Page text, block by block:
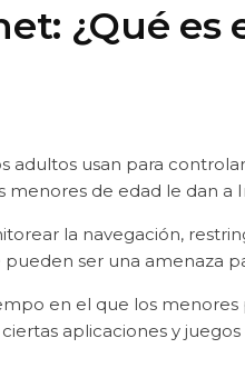
¿Qué es
usan para
menores de edad le dan a
la navegación,
ser una amenaza
en el que los
aplicaciones y